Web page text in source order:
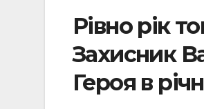
Рівно рік
Захисник
Героя в